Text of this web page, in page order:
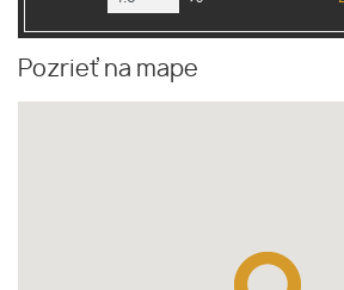
Pozrieť na mape